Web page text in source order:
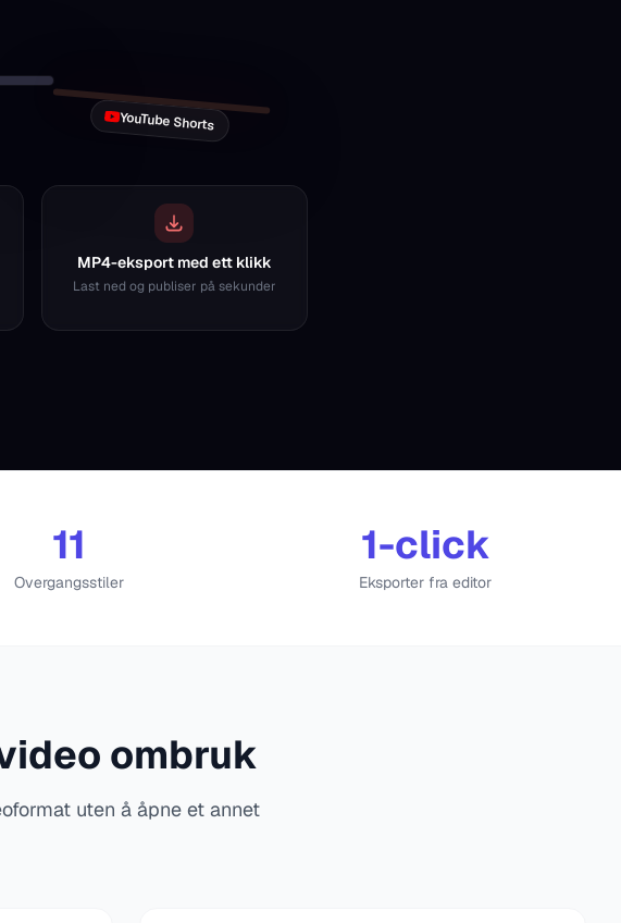
Shorts
YouTube Shorts
MP4-eksport med ett klikk
Last ned og publiser på sekunder
11
Overgangsstiler
1-click
Eksporter fra editor
ombruk
uten å åpne et annet